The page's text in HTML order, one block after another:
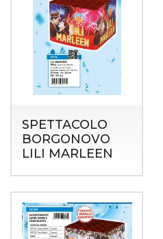
SPETTACOLO
BORGONOVO
LILI MARLEEN